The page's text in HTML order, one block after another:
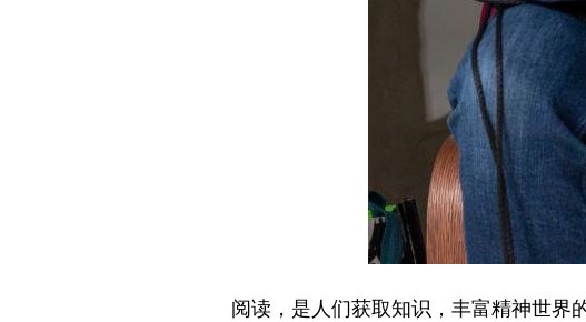
阅读，是人们获取知识，丰富精神世界的